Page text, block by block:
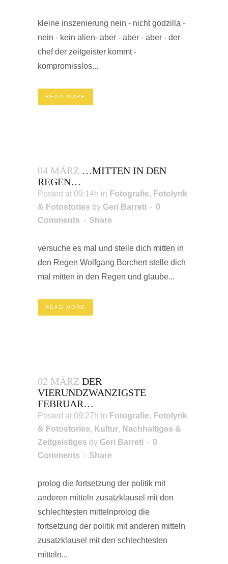
kleine inszenierung nein - nicht godzilla -
nein - kein alien- aber - aber - aber - der
chef der zeitgeister kommt -
kompromisslos...
READ MORE
04 MÄRZ …MITTEN IN DEN
REGEN…
Posted at 09:14h in Fotografie, Fotolyrik
& Fotostories by Geri Barreti
0
Comments
Share
versuche es mal und stelle dich mitten in
den Regen Wolfgang Borchert stelle dich
mal mitten in den Regen und glaube...
READ MORE
02 MÄRZ DER
VIERUNDZWANZIGSTE
FEBRUAR…
Posted at 09:27h in Fotografie, Fotolyrik
& Fotostories, Kultur, Nachhaltiges &
Zeitgeistiges by Geri Barreti
0
Comments
Share
prolog die fortsetzung der politik mit
anderen mitteln zusatzklausel mit den
schlechtesten mittelnprolog die
fortsetzung der politik mit anderen mitteln
zusatzklausel mit den schlechtesten
mitteln...